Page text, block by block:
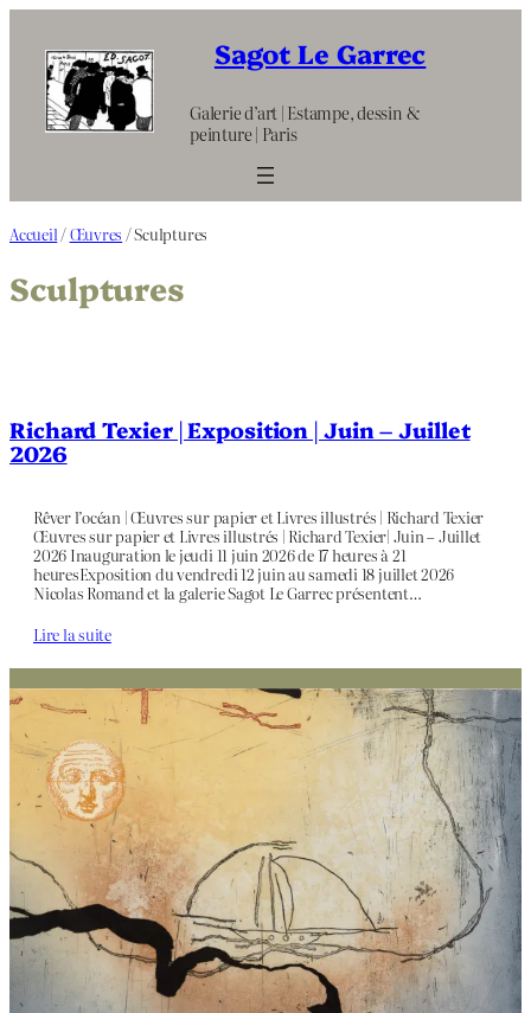
contenu
Sagot Le Garrec
Galerie d’art | Estampe, dessin &
peinture | Paris
Accueil /Œuvres / Sculptures
Sculptures
Richard Texier | Exposition | Juin – Juillet
2026
Rêver l’océan | Œuvres sur papier et Livres illustrés | Richard Texier
Œuvres sur papier et Livres illustrés | Richard Texier| Juin – Juillet
2026 Inauguration le jeudi 11 juin 2026 de 17 heures à 21
heuresExposition du vendredi 12 juin au samedi 18 juillet 2026
Nicolas Romand et la galerie Sagot Le Garrec présentent…
Lire la suite